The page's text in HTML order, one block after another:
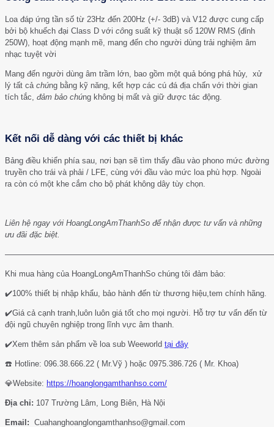
Loa đáp ứng tần số từ 23Hz đến 200Hz (+/- 3dB) và V12 được cung cấp
bởi bộ khuếch đại Class D với công suất kỹ thuật số 120W RMS (đỉnh
250W), hoạt động mạnh mẽ, mang đến cho người dùng trải nghiệm âm
nhạc tuyệt vời
Mang đến người dùng âm trầm lớn, bao gồm một quả bóng phá hủy, xử
lý tất cả chúng bằng kỹ năng, kết hợp các cú đá địa chấn với thời gian
tích tắc, đảm bảo chúng không bị mất và giữ được tác động.
Kết nối dễ dàng với các thiết bị khác
Bảng điều khiển phía sau, nơi bạn sẽ tìm thấy đầu vào phono mức đường
truyền cho trái và phải / LFE, cùng với đầu vào mức loa phù hợp. Ngoài
ra còn có một khe cắm cho bộ phát không dây tùy chọn.
Liên hệ ngay với HoangLongAmThanhSo để nhận được tư vấn và những
ưu đãi đặc biệt.
Khi mua hàng của HoangLongAmThanhSo chúng tôi đảm bảo:
✔️100% thiết bị nhập khẩu, bảo hành đến từ thương hiệu,tem chính hãng.
✔️Giá cả cạnh tranh,luôn luôn giá tốt cho mọi người. Hỗ trợ tư vấn đến từ
đội ngũ chuyên nghiệp trong lĩnh vực âm thanh.
✔️Xem thêm sản phẩm về loa sub Weeworld tại đây
☎️ Hotline: 096.38.666.22 ( Mr.Vỹ ) hoặc 0975.386.726 ( Mr. Khoa)
💎Website: https://hoanglongamthanhso.com/
Địa chỉ: 107 Trường Lâm, Long Biên, Hà Nội
Email: Cuahanghoanglongamthanhso@gmail.com